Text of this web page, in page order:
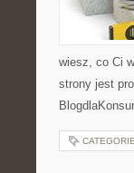
wiesz, co Ci
strony jest